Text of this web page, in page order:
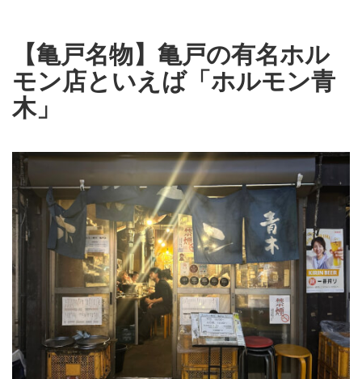
【亀戸名物】亀戸の有名ホル
モン店といえば「ホルモン青
木」